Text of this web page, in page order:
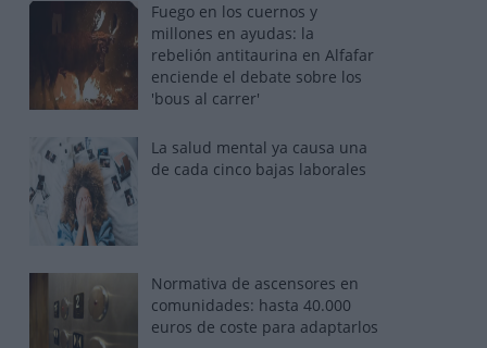
Fuego en los cuernos y
millones en ayudas: la
rebelión antitaurina en Alfafar
enciende el debate sobre los
'bous al carrer'
La salud mental ya causa una
de cada cinco bajas laborales
Normativa de ascensores en
comunidades: hasta 40.000
euros de coste para adaptarlos